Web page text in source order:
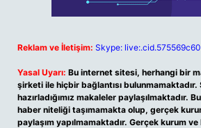
Reklam ve İletişim: Skype:
Yasal Uyarı: Bu internet sitesi, herhangi bir
şirketi ile hiçbir bağlantısı bulunmamaktadır.
hazırladığımız makaleler paylaşılmaktadır.
haber niteliği taşımamakta olup, gerçek
paylaşım yapılmamaktadır. Gerçek kurum